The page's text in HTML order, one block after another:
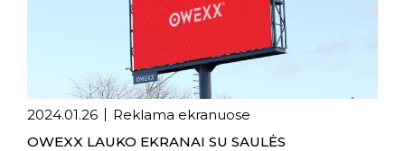
2024.01.26
Reklama ekranuose
OWEXX LAUKO EKRANAI SU SAULĖS